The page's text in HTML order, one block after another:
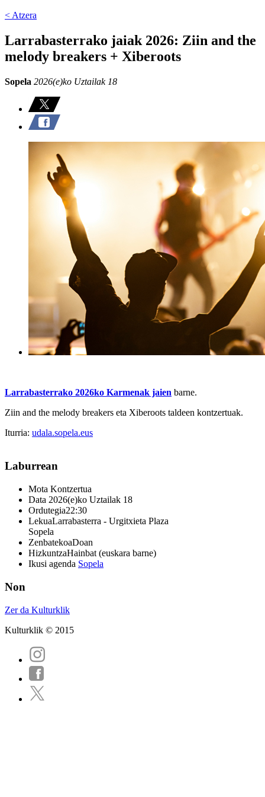
< Atzera
Larrabasterrako jaiak 2026: Ziin and the
melody breakers + Xiberoots
Sopela 2026(e)ko Uztailak 18
Larrabasterrako 2026ko Karmenak jaien barne.
Ziin and the melody breakers eta Xiberoots taldeen kontzertuak.
Iturria: udala.sopela.eus
Laburrean
Mota Kontzertua
Data 2026(e)ko Uztailak 18
Ordutegia22:30
LekuaLarrabasterra - Urgitxieta Plaza
Sopela
ZenbatekoaDoan
HizkuntzaHainbat (euskara barne)
Ikusi agenda Sopela
Non
Zer da Kulturklik
Kulturklik © 2015